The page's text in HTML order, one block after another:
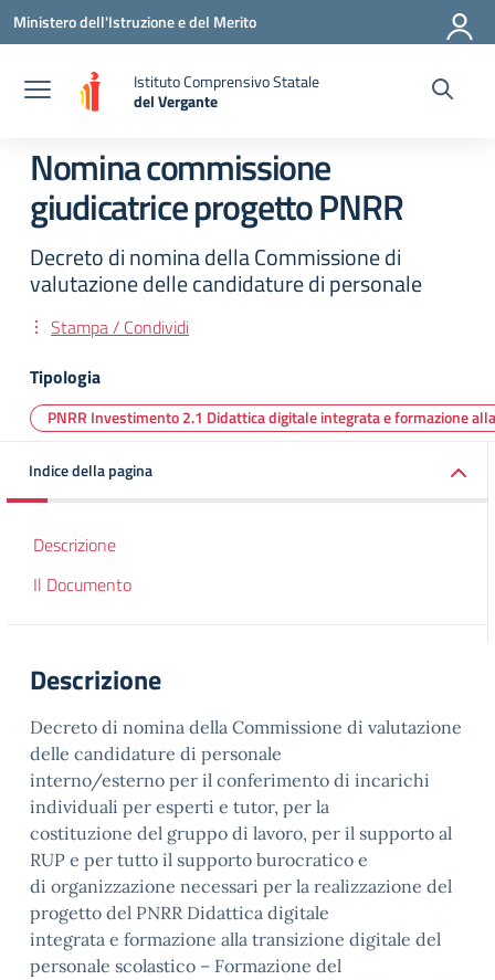
Vai ai contenuti
Vai al menu di navigazione
Vai al footer
Ministero dell'Istruzione e del Merito
Istituto Comprensivo Statale
del Vergante
— Visita la pagina iniziale della scuola
Nomina commissione
giudicatrice progetto PNRR
Decreto di nomina della Commissione di
valutazione delle candidature di personale
Stampa / Condividi
Tipologia
PNRR Investimento 2.1 Didattica digitale integrata e formazione
Indice della pagina
Descrizione
Il Documento
Descrizione
Decreto di nomina della Commissione di valutazione
delle candidature di personale
interno/esterno per il conferimento di incarichi
individuali per esperti e tutor, per la
costituzione del gruppo di lavoro, per il supporto al
RUP e per tutto il supporto burocratico e
di organizzazione necessari per la realizzazione del
progetto del PNRR Didattica digitale
integrata e formazione alla transizione digitale del
personale scolastico – Formazione del